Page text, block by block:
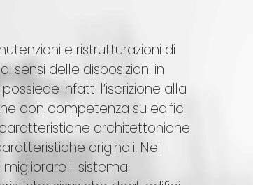
e ristrutturazioni di
sensi delle disposizioni in
infatti l’iscrizione alla
con competenza su edifici
architettoniche
originali. Nel
il sistema